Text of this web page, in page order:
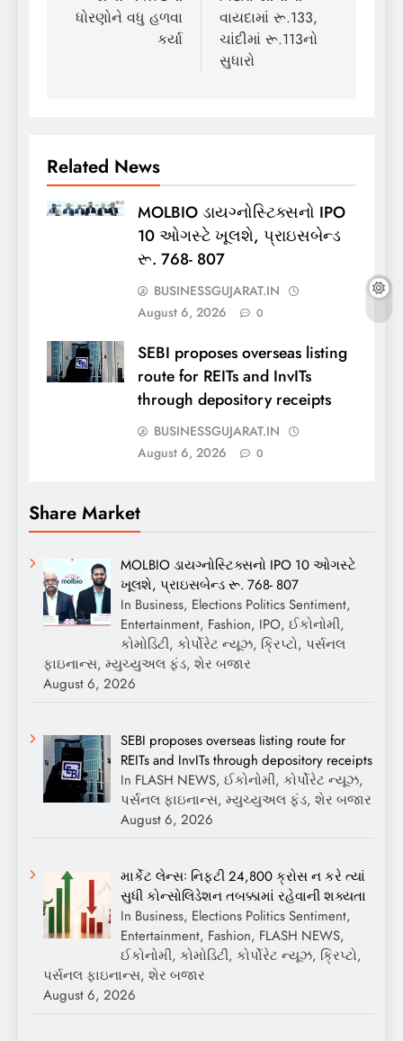
ધોરણોને વધુ હળવા
કર્યા
વાયદામાં રૂ.133,
ચાંદીમાં રૂ.113નો
સુધારો
Related News
MOLBIO ડાયગ્નોસ્ટિક્સનો IPO
10 ઓગસ્ટે ખૂલશે, પ્રાઇસબેન્ડ
રૂ. 768- 807
BUSINESSGUJARAT.IN
August 6, 2026
0
SEBI proposes overseas listing
route for REITs and InvITs
through depository receipts
BUSINESSGUJARAT.IN
August 6, 2026
0
Share Market
MOLBIO ડાયગ્નોસ્ટિક્સનો IPO 10 ઓગસ્ટે
ખૂલશે, પ્રાઇસબેન્ડ રૂ. 768- 807
In Business, Elections Politics Sentiment,
Entertainment, Fashion, IPO, ઈકોનોમી,
કોમોડિટી, કોર્પોરેટ ન્યૂઝ, ક્રિપ્ટો, પર્સનલ
ફાઇનાન્સ, મ્યુચ્યુઅલ ફંડ, શેર બજાર
August 6, 2026
SEBI proposes overseas listing route for
REITs and InvITs through depository receipts
In FLASH NEWS, ઈકોનોમી, કોર્પોરેટ ન્યૂઝ,
પર્સનલ ફાઇનાન્સ, મ્યુચ્યુઅલ ફંડ, શેર બજાર
August 6, 2026
માર્કેટ લેન્સઃ નિફ્ટી 24,800 ક્રોસ ન કરે ત્યાં
સુધી કોન્સોલિડેશન તબક્કામાં રહેવાની શક્યતા
In Business, Elections Politics Sentiment,
Entertainment, Fashion, FLASH NEWS,
ઈકોનોમી, કોમોડિટી, કોર્પોરેટ ન્યૂઝ, ક્રિપ્ટો,
પર્સનલ ફાઇનાન્સ, શેર બજાર
August 6, 2026